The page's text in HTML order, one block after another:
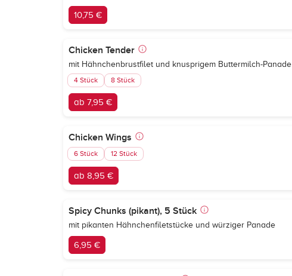
10,75 €
Chicken Tender
mit Hähnchenbrustfilet und knusprigem Buttermilch-Panade
4 Stück 8 Stück
ab 7,95 €
Chicken Wings
6 Stück 12 Stück
ab 8,95 €
Spicy Chunks (pikant), 5 Stück
mit pikanten Hähnchenfiletstücke und würziger Panade
6,95 €